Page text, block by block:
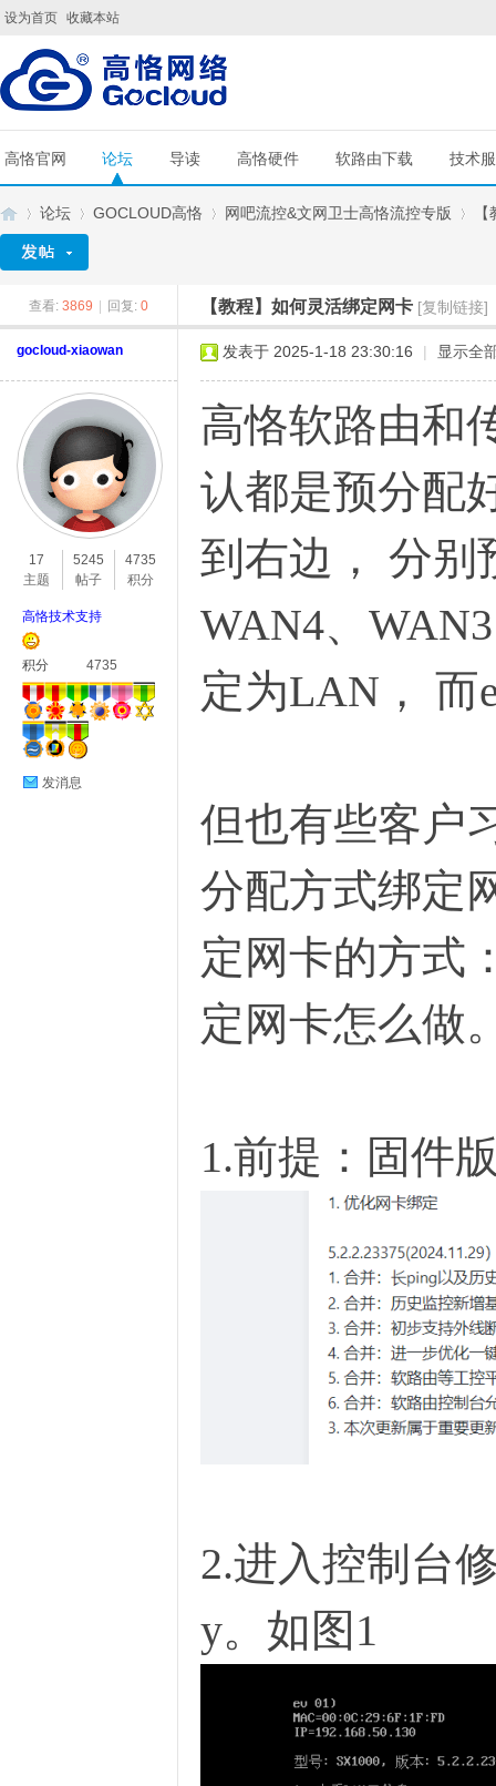
设为首页 收藏本站
高恪官网 论坛 导读 高恪硬件 软路由下载 技术
论坛
›
GOCLOUD高恪 网吧流控&文网卫士高恪流控专版
›
查看: 3869 回复: 0 【教程】如何灵活绑定网卡 [复制链接]
gocloud-xiaowan
17
主题
5245
帖子
4735
积分
高恪技术支持
积分 4735
发消息
发表于 2025-1-18 23:30:16 | 显示全
高恪软路由和
认都是预分配
到右边， 分别
WAN4、
定为LAN， 而
但也有些客户
分配方式绑定
定网卡的方式
定网卡怎么做
1.前提：固件
2.进入控制台
y。如图1